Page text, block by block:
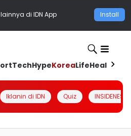
lainnya di IDN App Install
TechHypeKoreaLifeHealth
Iklanin di IDN Quiz INSIDENESIA